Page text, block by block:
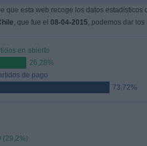
que esta web recoge los datos
, que fue el 08-04-2015, podemos dar
en abierto
26,28%
de pago
73,72%
(29,2%)